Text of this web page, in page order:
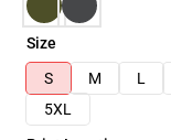
Size
S
M L
5XL